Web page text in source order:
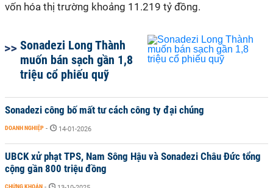
vốn hóa thị trường khoảng 11.219 tỷ đồng.
Sonadezi Long Thành
muốn bán sạch gần 1,8
triệu cổ phiếu quỹ
Sonadezi công bố mất tư cách công ty đại chúng
DOANH NGHIỆP - 14-01-2026
UBCK xử phạt TPS, Nam Sông Hậu và Sonadezi Châu Đức tổng
cộng gần 800 triệu đồng
CHỨNG KHOÁN